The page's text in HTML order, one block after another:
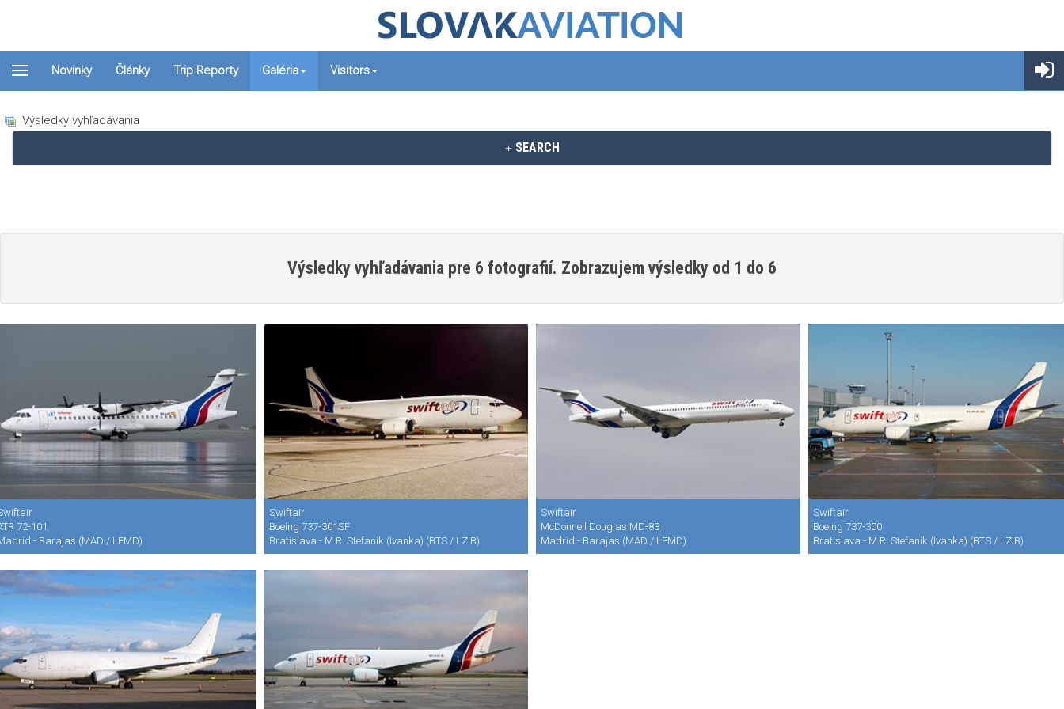
Novinky Články Trip Reporty Galéria Visitors
Výsledky vyhľadávania
SEARCH
Výsledky vyhľadávania pre 6 fotografií. Zobrazujem výsledky od 1 do 6
72-101
- Barajas (MAD / LEMD)
Swiftair
Boeing 737-301SF
Bratislava - M.R. Stefanik (Ivanka) (BTS / LZIB)
Swiftair
McDonnell Douglas MD-83
Madrid - Barajas (MAD / LEMD)
Swiftair
Boeing 737-300
Bratislava - M.R. Stefanik (Ivanka) (BTS / LZIB)